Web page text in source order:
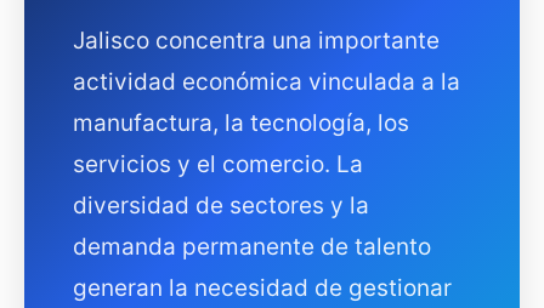
Jalisco concentra una importante
actividad económica vinculada a la
manufactura, la tecnología, los
servicios y el comercio. La
diversidad de sectores y la
demanda permanente de talento
generan la necesidad de gestionar